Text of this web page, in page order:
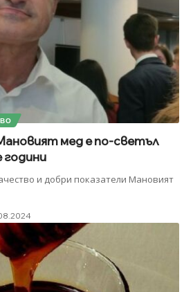
мед е по-светъл
години
и добри показатели Мановият